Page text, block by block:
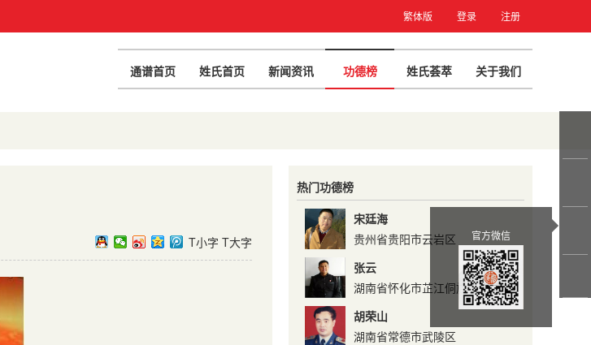
繁体版 登录 注册
通谱首页 姓氏首页 新闻资讯 功德榜 姓氏荟萃 关于我们
T小字 T大字
热门功德榜
宋廷海
贵州省贵阳市云岩区
张云
湖南省怀化市芷江侗族自治县芷
江镇南街居委 ...
胡荣山
湖南省常德市武陵区
官方微信